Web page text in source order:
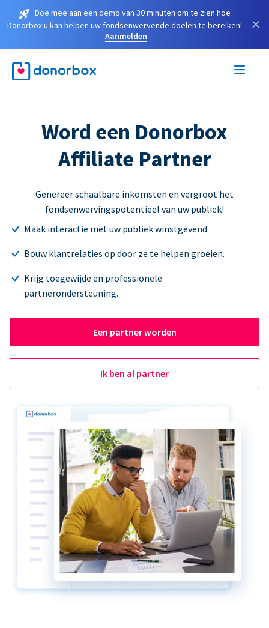
Doe mee aan een demo van 30 minuten om te zien hoe
Donorbox u kan helpen uw fondsenwervende doelen te bereiken!
Aanmelden
×
Word een Donorbox
Affiliate Partner
Genereer schaalbare inkomsten en vergroot het
fondsenwervingspotentieel van uw publiek!
Maak interactie met uw publiek winstgevend.
Bouw klantrelaties op door ze te helpen groeien.
Krijg toegewijde en professionele
partnerondersteuning.
Een partner worden
Ik ben al partner